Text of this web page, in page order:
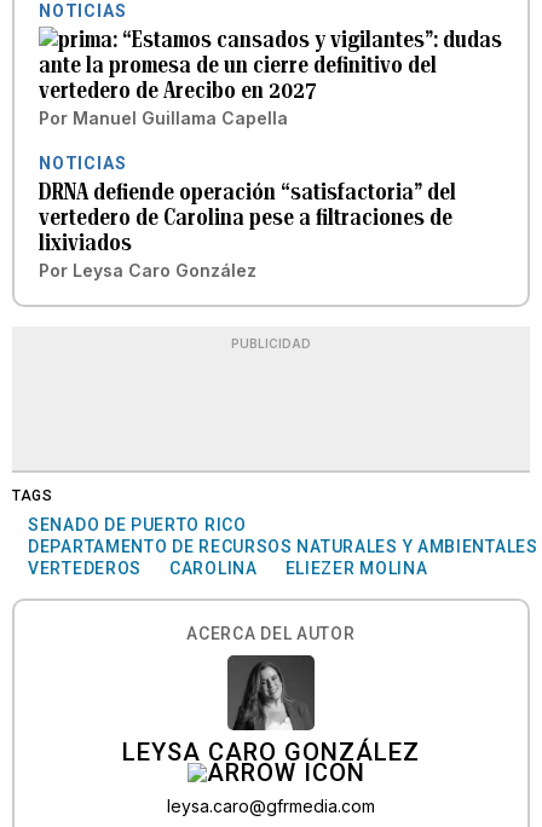
NOTICIAS
“Estamos cansados y vigilantes”: dudas
ante la promesa de un cierre definitivo del
vertedero de Arecibo en 2027
Por Manuel Guillama Capella
NOTICIAS
DRNA defiende operación “satisfactoria” del
vertedero de Carolina pese a filtraciones de
lixiviados
Por Leysa Caro González
PUBLICIDAD
TAGS
SENADO DE PUERTO RICO
DEPARTAMENTO DE RECURSOS NATURALES Y AMBIENTALES
VERTEDEROS
CAROLINA ELIEZER MOLINA
ACERCA DEL AUTOR
LEYSA CARO GONZÁLEZ
leysa.caro@gfrmedia.com